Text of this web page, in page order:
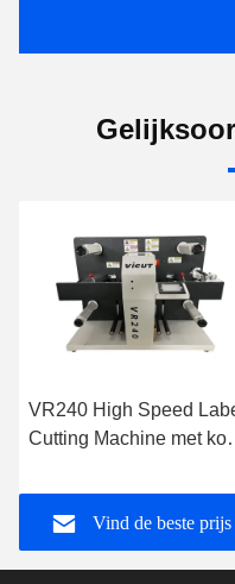
VR240 High Speed
Cutting Machine met
automatische digitale
die cut
Vind de beste prijs